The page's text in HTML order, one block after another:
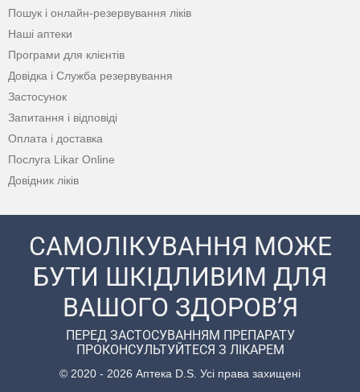
Пошук і онлайн-резервування ліків
Наші аптеки
Програми для клієнтів
Довідка і Служба резервування
Застосунок
Запитання і відповіді
Оплата і доставка
Послуга Likar Online
Довідник ліків
САМОЛІКУВАННЯ МОЖЕ
БУТИ ШКІДЛИВИМ ДЛЯ
ВАШОГО ЗДОРОВ’Я
ПЕРЕД ЗАСТОСУВАННЯМ ПРЕПАРАТУ
ПРОКОНСУЛЬТУЙТЕСЯ З ЛІКАРЕМ
© 2020 - 2026 Аптека D.S. Усі права захищені